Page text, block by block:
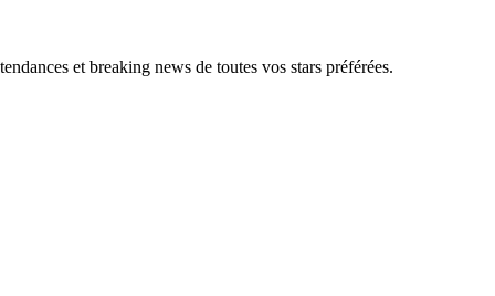
et breaking news de toutes vos stars préférées.